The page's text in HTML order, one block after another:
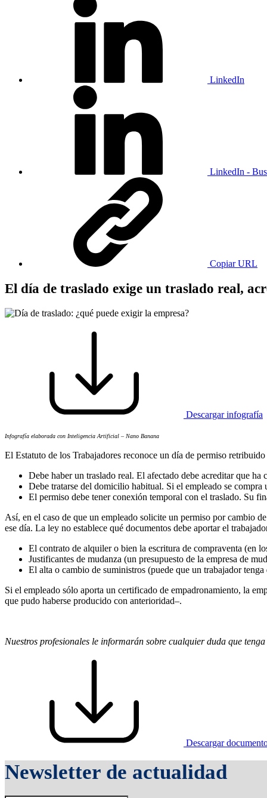
LinkedIn
LinkedIn -
Copiar URL
El día de traslado exige un traslado real,
Descargar infografía
Infografía elaborada con Inteligencia Artificial – Nano Banana
El Estatuto de los Trabajadores reconoce un día de permiso
Debe haber un traslado real. El afectado debe acreditar que ha
Debe tratarse del domicilio habitual. Si el empleado se compra
El permiso debe tener conexión temporal con el traslado. Su
Así, en el caso de que un empleado solicite un permiso por cambio
ese día. La ley no establece qué documentos debe aportar el
El contrato de alquiler o bien la escritura de compraventa (en
Justificantes de mudanza (un presupuesto de la empresa de
El alta o cambio de suministros (puede que un trabajador
Si el empleado sólo aporta un certificado de empadronamiento, la
que pudo haberse producido con anterioridad–.
Nuestros profesionales le informarán sobre cualquier duda que
Descargar
Newsletter de actualidad